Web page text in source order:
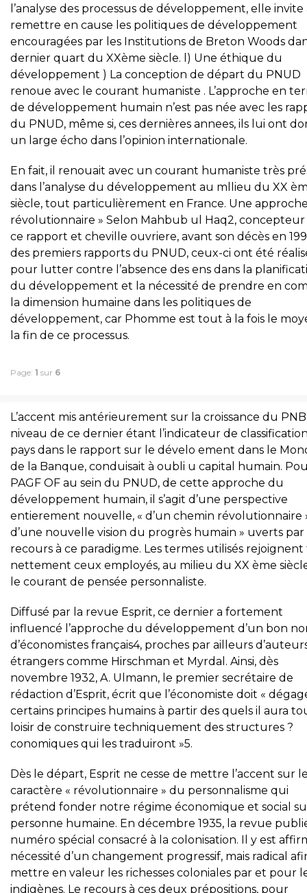
l’analyse des processus de développement, elle invite
remettre en cause les politiques de développement
encouragées par les Institutions de Breton Woods
dernier quart du XXème siècle. l) Une éthique du
développement ) La conception de départ du PNUD
renoue avec le courant humaniste . L’approche en
de développement humain n’est pas née avec les
du PNUD, même si, ces dernières annees, ils lui ont
un large écho dans l’opinion internationale.
En fait, il renouait avec un courant humaniste très
dans l’analyse du développement au mllieu du XX
siècle, tout particulièrement en France. Une
révolutionnaire » Selon Mahbub ul Haq2, concepteur
ce rapport et cheville ouvriere, avant son décès en
des premiers rapports du PNUD, ceux-ci ont été
pour lutter contre l’absence des ens dans la
du développement et la nécessité de prendre en
la dimension humaine dans les politiques de
développement, car Phomme est tout à la fois le
la fin de ce processus.
Page: 1 sur 6
L’accent mis antérieurement sur la croissance du
niveau de ce dernier étant l’indicateur de
pays dans le rapport sur le dévelo ement dans le
de la Banque, conduisait à oubli u capital humain.
PAGF OF au sein du PNUD, de cette approche du
développement humain, il s’agit d’une perspective
entierement nouvelle, « d’un chemin révolutionnaire
d’une nouvelle vision du progrès humain » uverts par
recours à ce paradigme. Les termes utilisés rejoignent
nettement ceux employés, au milieu du XX ème
le courant de pensée personnaliste.
Diffusé par la revue Esprit, ce dernier a fortement
influencé l’approche du développement d’un bon
d’économistes français4, proches par ailleurs
étrangers comme Hirschman et Myrdal. Ainsi, dès
novembre 1932, A. Ulmann, le premier secrétaire de
rédaction d’Esprit, écrit que l’économiste doit «
certains principes humains à partir des quels il aura
loisir de construire techniquement des structures ?
conomiques qui les traduiront »5.
Dès le départ, Esprit ne cesse de mettre l’accent sur
caractère « révolutionnaire » du personnalisme qui
prétend fonder notre régime économique et social
personne humaine. En décembre 1935, la revue
numéro spécial consacré à la colonisation. Il y est
nécessité d’un changement progressif, mais radical
mettre en valeur les richesses coloniales par et pour
indigènes. Le recours à ces deux prépositions, pour